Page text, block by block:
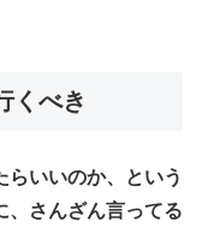
くべき
らいいのか、という
、さんざん言ってる